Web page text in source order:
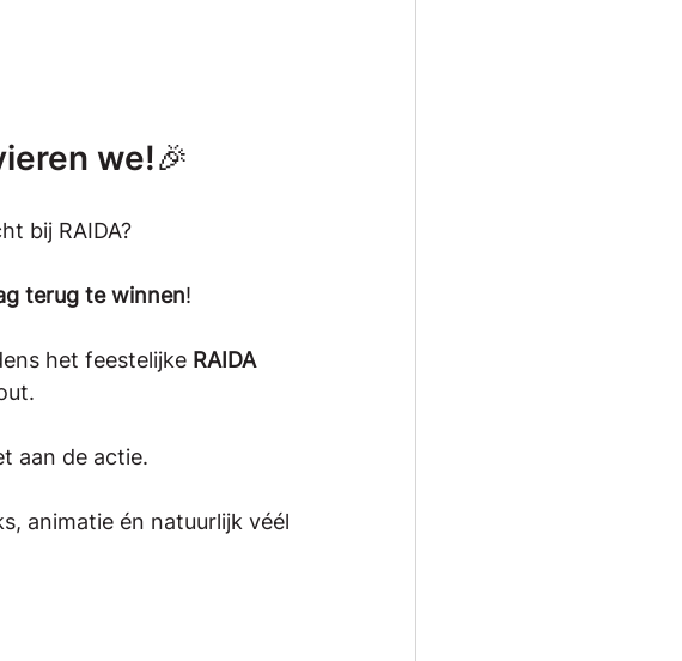
we!🎉
bij RAIDA?
terug te winnen!
het feestelijke RAIDA
aan de actie.
animatie én natuurlijk véél